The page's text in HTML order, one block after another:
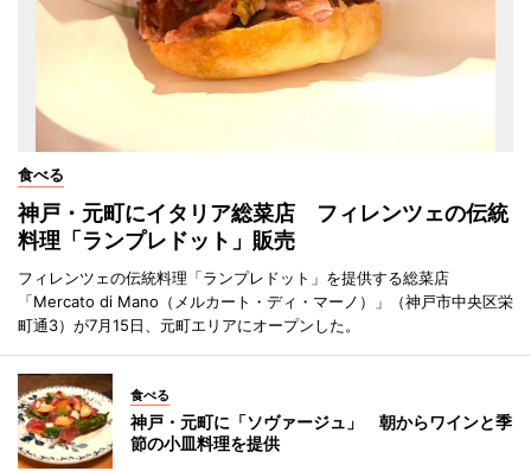
食べる
神戸・元町にイタリア総菜店 フィレンツェの伝統
料理「ランプレドット」販売
フィレンツェの伝統料理「ランプレドット」を提供する総菜店
「Mercato di Mano（メルカート・ディ・マーノ）」（神戸市中央区栄
町通3）が7月15日、元町エリアにオープンした。
食べる
神戸・元町に「ソヴァージュ」 朝からワインと季
節の小皿料理を提供